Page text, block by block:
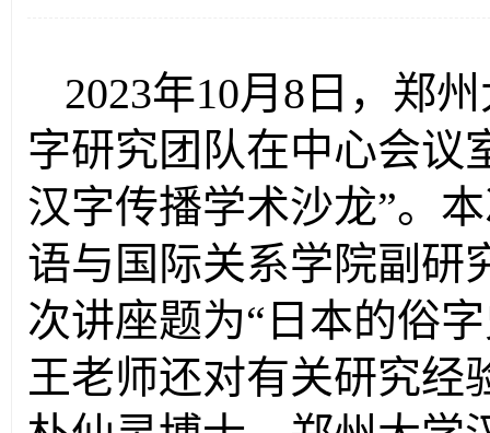
2023年10月8日，郑
字研究团队在中心会议
汉字传播学术沙龙”。
语与国际关系学院副研
次讲座题为“日本的俗
王老师还对有关研究经